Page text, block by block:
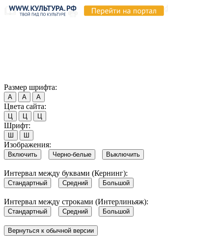
Размер шрифта:
А А А
Цвета сайта:
Ц Ц Ц
Шрифт:
Ш Ш
Изображения:
Включить Черно-белые Выключить
Интервал между буквами (Кернинг):
Стандартный Средний Большой
Интервал между строками (Интерлиньяж):
Стандартный Средний Большой
Вернуться к обычной версии